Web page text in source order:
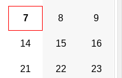
7 8 9
14 15 16
21 22 23